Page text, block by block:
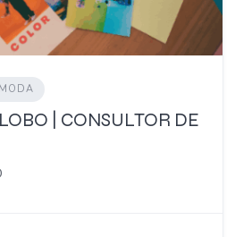
| CONSULTOR DE